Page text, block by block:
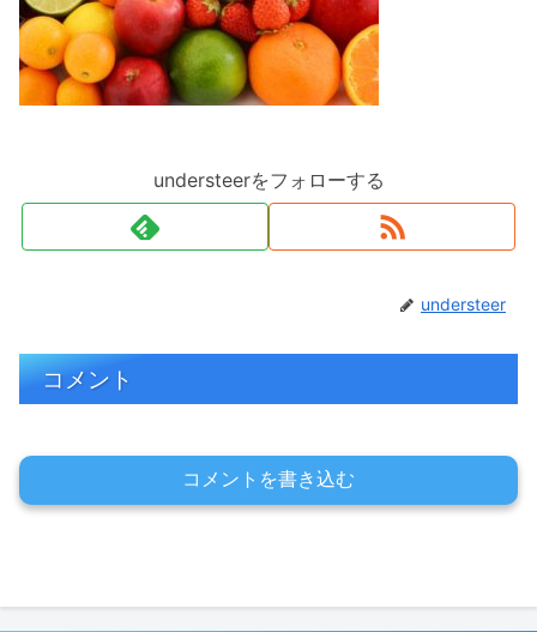
understeerをフォローする
understeer
コメント
コメントを書き込む